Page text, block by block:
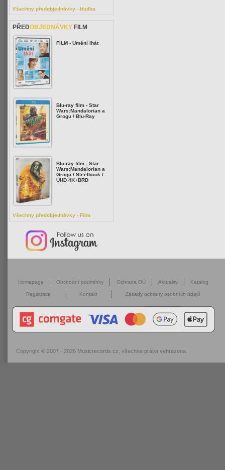
Všechny předobjednávky - Hudba
PŘEDOBJEDNÁVKY FILM
FILM - Umění lhát
Blu-ray film - Star
Wars:Mandalorian a
Grogu / Blu-Ray
Blu-ray film - Star
Wars:Mandalorian a
Grogu / Steelbook /
UHD 4K+BRD
Všechny předobjednávky - Film
Homepage Obchodní podmínky Ochrana OÚ Aktuality Katalog
Registrace Kontakt Zásady ochrany osobních údajů
Copyright © 2007 - 2026 Musicrecords.cz , všechna práva vyhrazena.